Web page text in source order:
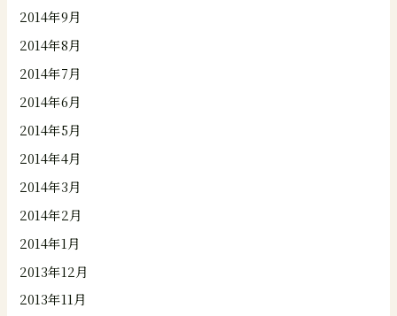
2014年9月
2014年8月
2014年7月
2014年6月
2014年5月
2014年4月
2014年3月
2014年2月
2014年1月
2013年12月
2013年11月